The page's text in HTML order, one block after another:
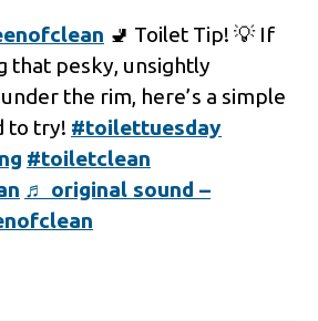
🚽 Toilet Tip! 💡 If
that pesky, unsightly
the rim, here’s a simple
to try! #toilettuesday
#toiletclean
♬ original sound –